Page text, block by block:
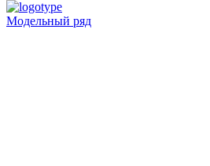
Модельный ряд